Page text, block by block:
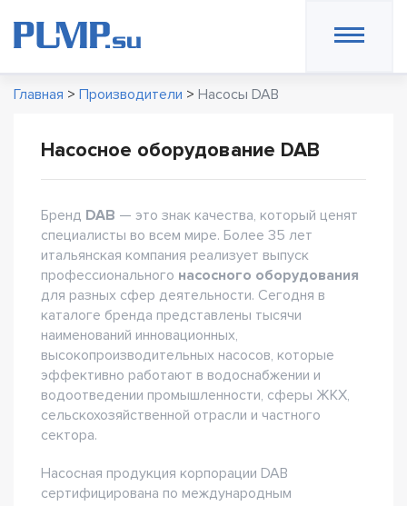
Главная > Производители > Насосы DAB
Насосное оборудование DAB
Бренд DAB — это знак качества, который ценят
специалисты во всем мире. Более 35 лет
итальянская компания реализует выпуск
профессионального насосного оборудования
для разных сфер деятельности. Сегодня в
каталоге бренда представлены тысячи
наименований инновационных,
высокопроизводительных насосов, которые
эффективно работают в водоснабжении и
водоотведении промышленности, сферы ЖКХ,
сельскохозяйственной отрасли и частного
сектора.
Насосная продукция корпорации DAB
сертифицирована по международным